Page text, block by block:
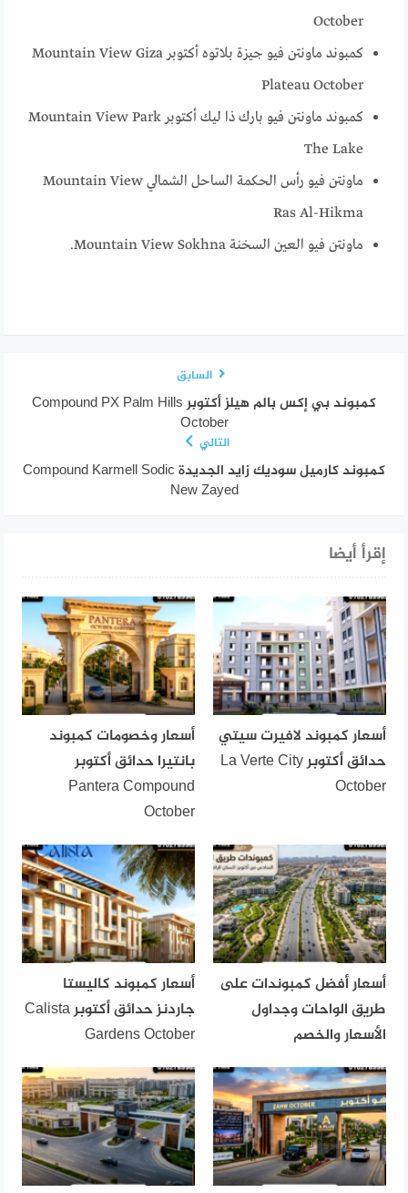
October
كمبوند ماونتن فيو جيزة بلاتوه أكتوبر Mountain View Giza
Plateau October
كمبوند ماونتن فيو بارك ذا ليك أكتوبر Mountain View Park
The Lake
ماونتن فيو رأس الحكمة الساحل الشمالي Mountain View
Ras Al-Hikma
ماونتن فيو العين السخنة Mountain View Sokhna.
السابق
كمبوند بي إكس بالم هيلز أكتوبر Compound PX Palm Hills
October
التالي
كمبوند كارميل سوديك زايد الجديدة Compound Karmell Sodic
New Zayed
إقرأ أيضا
أسعار كمبوند لافيرت سيتي
حدائق أكتوبر La Verte City
October
أسعار وخصومات كمبوند
بانتيرا حدائق أكتوبر
Pantera Compound
October
أسعار أفضل كمبوندات على
طريق الواحات وجداول
الأسعار والخصم
أسعار كمبوند كاليستا
جاردنز حدائق أكتوبر Calista
Gardens October